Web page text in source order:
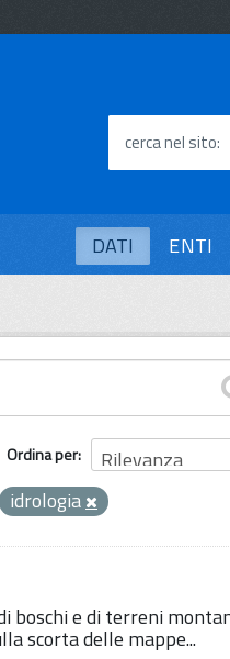
cerca nel sito
DATI ENTI
Ordina per
idrologia
boschi e di terreni
scorta delle mappe...